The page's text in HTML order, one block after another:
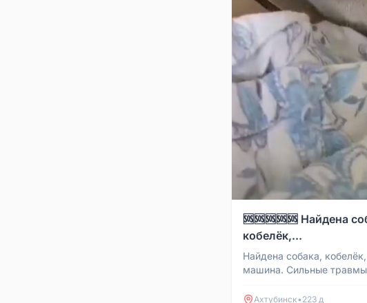
🆘🆘🆘🆘🆘 Найдена
кобелёк,...
Найдена собака,
машина. Сильные
себя, забрала ег...
Ахтубинск• 223 д